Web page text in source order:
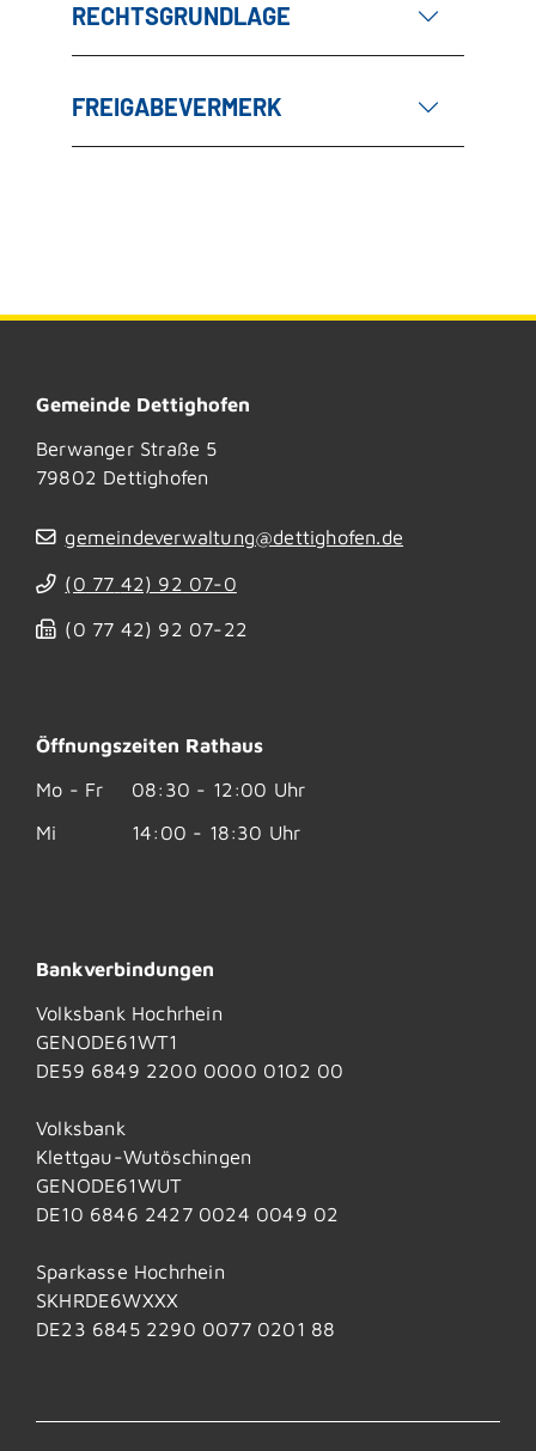
RECHTSGRUNDLAGE
FREIGABEVERMERK
Gemeinde Dettighofen
Berwanger Straße 5
79802 Dettighofen
gemeindeverwaltung@dettighofen.de
(0 77 42) 92 07-0
(0 77 42) 92 07-22
Öffnungszeiten Rathaus
Mo - Fr
08:30 - 12:00 Uhr
Mi
14:00 - 18:30 Uhr
Bankverbindungen
Volksbank Hochrhein
GENODE61WT1
DE59 6849 2200 0000 0102 00
Volksbank
Klettgau-Wutöschingen
GENODE61WUT
DE10 6846 2427 0024 0049 02
Sparkasse Hochrhein
SKHRDE6WXXX
DE23 6845 2290 0077 0201 88